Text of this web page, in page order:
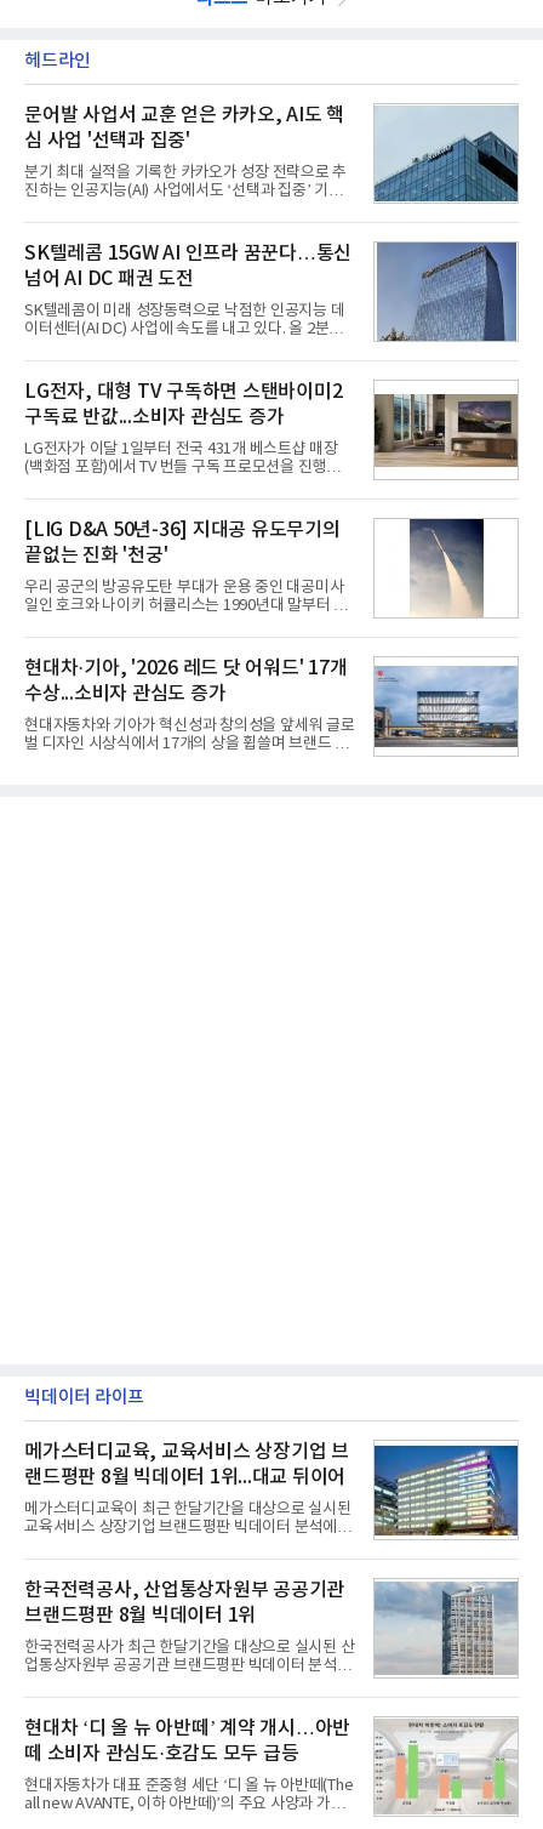
헤드라인
문어발 사업서 교훈 얻은 카카오, AI도 핵
심 사업 '선택과 집중'
분기 최대 실적을 기록한 카카오가 성장 전략으로 추
진하는 인공지능(AI) 사업에서도 ‘선택과 집중’ 기조
라 투자에 나서는 것과 달리, 카카오는 ‘카카오톡’이
라는 플랫폼 경쟁력을 활용한 AI 에이전트 서비스에
집중하는 전략이다. 과거 무리한 사업 확장 과정에서
겪었던 시행착오를 되풀이하지 않고 핵심 역량에 집
중하겠다는 취지로 풀이된다.7일 업계에 따르면 카카
오는 올해 2분기 연결 기준 매출 2조985억원, 영업이
익 2770억원을 기록했다. 전년 동기 대비 매출과 영업
은 4884억
SK텔레콤 15GW AI 인프라 꿈꾼다…통신
넘어 AI DC 패권 도전
SK텔레콤이 미래 성장동력으로 낙점한 인공지능 데
이터센터(AI DC) 사업에 속도를 내고 있다. 올 2분기
는 2035년까지 총 15GW(기가와트) 규모의 AI DC를
구축하겠다는 대형 청사진을 제시하면서다. 이에 따
라 경쟁 구도 역시 이동통신사인 KT, LG유플러스를
넘어 네이버, 삼성SDS 등 IT 인프라 기업으로 확장되
고 있다.7일 SK텔레콤에 따르면 회사는 올해 2분기
연결 기준 매출 4조 3591억원, 영업이익 5660억원을
기록했다. 매출은 전년 동기 대비 0.5%, 영업이익은
따른 기저효과가 실
LG전자, 대형 TV 구독하면 스탠바이미2
구독료 반값...소비자 관심도 증가
LG전자가 이달 1일부터 전국 431개 베스트샵 매장
(백화점 포함)에서 TV 번들 구독 프로모션을 진행하고
인해주는 프로모션이다.대상 제품은 65·77·83형 올
레드, 75·86·100형 마이크로 RGB, 75·86형 미니
RGB 등 거실용 TV로 인기가 높은 베스트셀러 TV 20
개 모델이며, 동시 구독 계약 시 스탠바이미2(모델명
27LX6TPGA) 구독료를 50% 할인 받을 수 있다. 프로
모션 대상 모델과 혜택, 구독료 등 프로모션 세부 사항
은 베스트샵 판매 매니저에게 문의하면 자세히 안내
등으로 이전
[LIG D&A 50년-36] 지대공 유도무기의
끝없는 진화 '천궁'
우리 공군의 방공유도탄 부대가 운용 중인 대공미사
일인 호크와 나이키 허큘리스는 1990년대 말부터 성
기존 미사일체계를 대체할 중고도 및 중거리 대공미
사일을 개발하기로 결정했다.처음 KM-SAM 사업으로
불린 이 사업의 명칭은 호크(Iron Hawk, 철매)를 대체
한다는 의미에서 ‘철매Ⅱ’ 로 정해졌다. 철매Ⅱ 개발
사업은 미사일체계 완성 후인 2011년 ‘천궁(天弓)’으
로 다시 장비명이 바뀌었다. 17개 업체와 관련 기관이
참여한 가운데 LIG 넥스원은 탐색 개발에서 체계개발
현대차·기아, '2026 레드 닷 어워드' 17개
수상...소비자 관심도 증가
현대자동차와 기아가 혁신성과 창의성을 앞세워 글로
벌 디자인 시상식에서 17개의 상을 휩쓸며 브랜드 경
빅데이터 라이프
메가스터디교육, 교육서비스 상장기업 브
랜드평판 8월 빅데이터 1위...대교 뒤이어
메가스터디교육이 최근 한달기간을 대상으로 실시된
교육서비스 상장기업 브랜드평판 빅데이터 분석에서
일 한국기업평판연구소(소장 구창환)는 국내 교육서
비스 상장기업 브랜드를 대상으로 지난 7월 7일부터
8월 7일까지 수집된 소비자 빅데이터 10,074,233건
을 분석한 결과, 메가스터디교육이 브랜드평판지수
1,710,926을 기록하며 8월 1위에 올랐다고 밝혔다.
분석에 활용된 빅데이터는 지난 7월(9,491,206건) 대
비 6.14% 증가한 수치로, 교육서비스 상장기업 브랜
디교육, 대교, 디지
한국전력공사, 산업통상자원부 공공기관
브랜드평판 8월 빅데이터 1위
한국전력공사가 최근 한달기간을 대상으로 실시된 산
업통상자원부 공공기관 브랜드평판 빅데이터 분석에
이 순으로 뒤를 이었다.7일 한국기업평판연구소(소장
구창환)는 산업통상자원부 공공기관 41개 브랜드를
대상으로 지난 7월 7일부터 8월 7일까지 수집된 소비
자 빅데이터 91,102,549건을 분석한 결과, 한국전력
공사가 브랜드평판지수 10,670,633을 기록하며 8월
1위에 올랐다고 밝혔다. 분석에 활용된 빅데이터는 지
난 7월(88,893,823건) 대비 2.48% 증가한 수치다.연
현대차 ‘디 올 뉴 아반떼’ 계약 개시…아반
떼 소비자 관심도·호감도 모두 급등
현대자동차가 대표 준중형 세단 ‘디 올 뉴 아반떼(The
all new AVANTE, 이하 아반떼)’의 주요 사양과 가격